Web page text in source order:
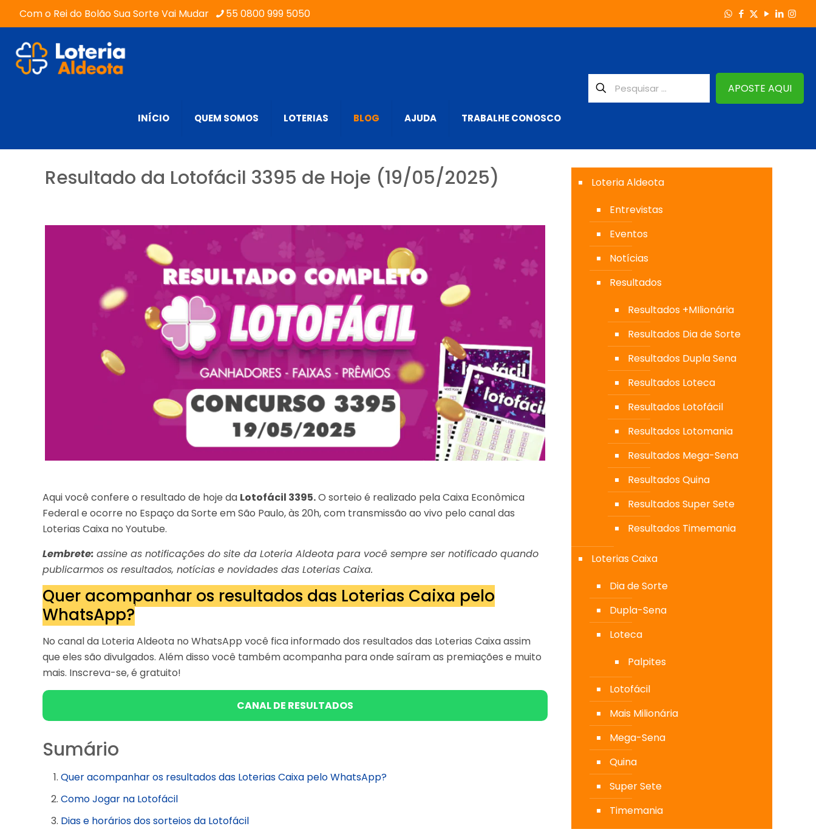
Com o Rei do Bolão Sua Sorte Vai Mudar 55 0800 999 5050
INÍCIO QUEM SOMOS LOTERIAS BLOG AJUDA TRABALHE CONOSCO
APOSTE AQUI
Resultado da Lotofácil 3395 de Hoje (19/05/2025)
Aqui você confere o resultado de hoje da Lotofácil 3395.O sorteio é realizado pela Caixa Econômica
Federal e ocorre no Espaço da Sorte em São Paulo, às 20h, com transmissão ao vivo pelo canal das
Loterias Caixa no Youtube.
Lembrete:assine as notificações do site da Loteria Aldeota para você sempre ser notificado quando
publicarmos os resultados, notícias e novidades das Loterias Caixa.
Quer acompanhar os resultados das Loterias Caixa pelo
WhatsApp?
No canal da Loteria Aldeota no WhatsApp você fica informado dos resultados das Loterias Caixa assim
que eles são divulgados. Além disso você também acompanha para onde saíram as premiações e muito
mais. Inscreva-se, é gratuito!
CANAL DE RESULTADOS
Sumário
Quer acompanhar os resultados das Loterias Caixa pelo WhatsApp?
Como Jogar na Lotofácil
Dias e horários dos sorteios da Lotofácil
Loteria Aldeota
Entrevistas
Eventos
Notícias
Resultados
Resultados +MIlionária
Resultados Dia de Sorte
Resultados Dupla Sena
Resultados Loteca
Resultados Lotofácil
Resultados Lotomania
Resultados Mega-Sena
Resultados Quina
Resultados Super Sete
Resultados Timemania
Loterias Caixa
Dia de Sorte
Dupla-Sena
Loteca
Palpites
Lotofácil
Mais Milionária
Mega-Sena
Quina
Super Sete
Timemania